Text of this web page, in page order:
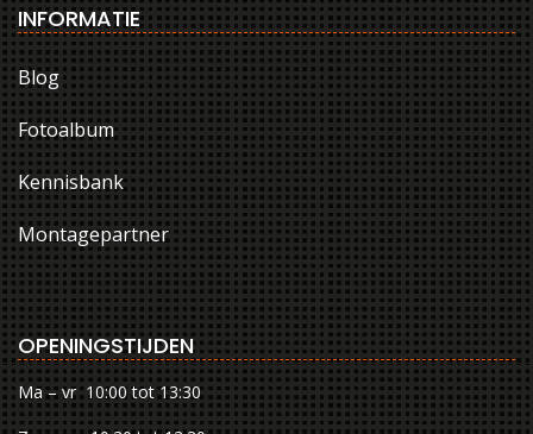
INFORMATIE
Blog
Fotoalbum
Kennisbank
Montagepartner
OPENINGSTIJDEN
Ma – vr 10:00 tot 13:30